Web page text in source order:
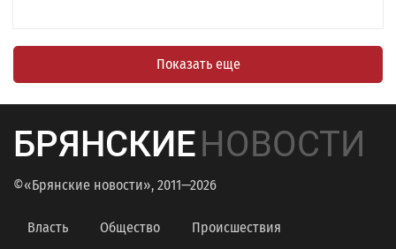
Показать еще
БРЯНСКИЕНОВОСТИ
©«Брянские новости», 2011—2026
Власть Общество Происшествия